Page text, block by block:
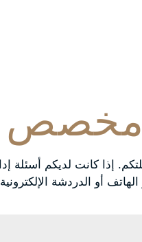
مخصص
إذا كانت لديكم أسئلة
أو الدردشة